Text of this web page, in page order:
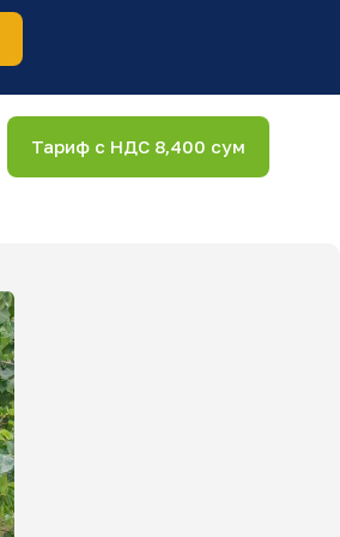
Тариф с НДС 8,400 сум